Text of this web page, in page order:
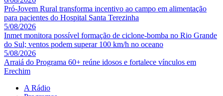
Pró-Jovem Rural transforma incentivo ao campo em alimentação
para pacientes do Hospital Santa Terezinha
5/08/2026
Inmet monitora possível formação de ciclone-bomba no Rio Grande
do Sul; ventos podem superar 100 km/h no oceano
5/08/2026
Arraiá do Programa 60+ reúne idosos e fortalece vínculos em
Erechim
A Rádio